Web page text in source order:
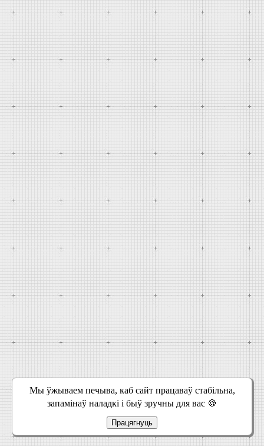
Мы ўжываем печыва, каб сайт працаваў стабільна,
запамінаў наладкі і быў зручны для вас 🍪
Працягнуць